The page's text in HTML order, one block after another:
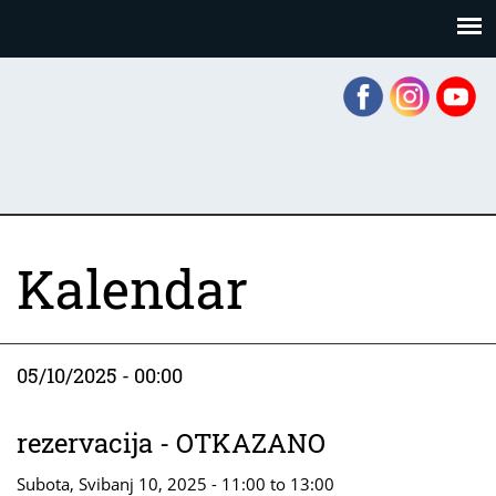
Kalendar
05/10/2025 - 00:00
rezervacija - OTKAZANO
Subota, Svibanj 10, 2025 - 11:00 to 13:00